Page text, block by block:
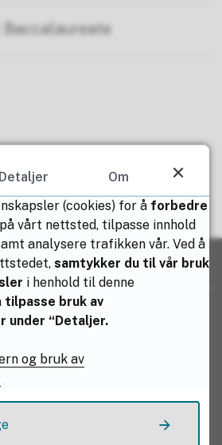
Ja Nei
Detaljer
Om
(cookies) for å forbedre
på vårt nettsted, tilpasse innhold
analysere trafikken vår. Ved å
samtykker du til vår bruk
i henhold til denne
tilpasse bruk av
under “Detaljer.
og bruk av